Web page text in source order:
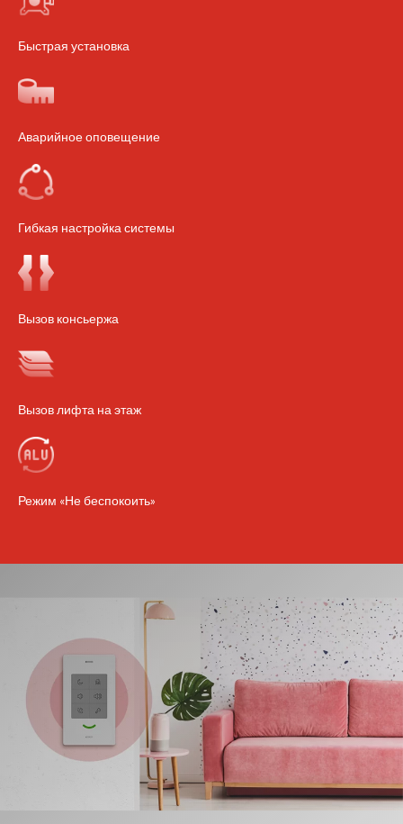
Быстрая установка
Аварийное оповещение
Гибкая настройка системы
Вызов консьержа
Вызов лифта на этаж
Режим «Не беспокоить»